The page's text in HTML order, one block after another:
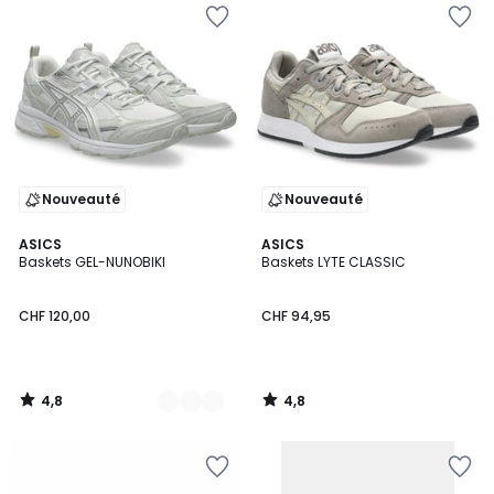
Nouveauté
ASICS
Baskets GEL-NUNOBIKI
CHF 120,00
4,8
/ 5
3
Couleurs
4,8
/
Nouveauté
ASICS
Baskets LYTE CLASSIC
CHF 94,95
4,8
/ 5
4,8
/